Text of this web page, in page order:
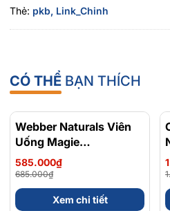
Hiệu Suất Thi Đấu
Thẻ: pkb, Link_Chinh
CÓ THỂ BẠN THÍCH
- 15%
Webber Naturals Viên
Uống Magie
Magnesium
Bisglycinate 200mg -
Chính Ngạch Canada,
Xuất VAT
585.000₫
685.000₫
Xem chi tiết